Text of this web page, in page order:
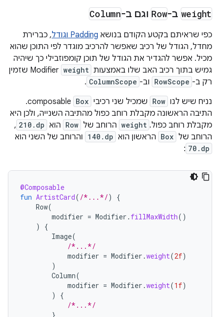
weight ב-Row וגם ב-Column
כפי שראיתם בקטע הקודם בנושא Padding וגודל
, כברירת
מחדל, הגודל של רכיב שאפשר להרכיב מוגדר לפי התוכן שהוא
מכיל. אפשר להגדיר את הגודל של תוכן קומפוזבילי כך שיהיה
גמיש בתוך רכיב האב שלו באמצעות weight
Modifier שזמין
רק ב- RowScope וב- ColumnScope
.
נניח שיש לנו Row שמכיל שני רכיבי Box
composable.
התיבה הראשונה מקבלת רוחב כפול מהתיבה השנייה, ולכן היא
מקבלת רוחב כפול. weight הרוחב של Row הוא 210.dp
,
הרוחב של Box הראשון הוא 140.dp והרוחב של השני הוא
70.dp
:
@Composable
fun ArtistCard( /*...*/)
{
Row(
modifier = Modifier . fillMaxWidth()
)
{
Image(
/*...*/
modifier = Modifier .weight(2f)
)
Column(
modifier = Modifier .weight(1f)
)
{
/*...*/
}